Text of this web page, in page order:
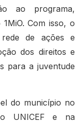
ao programa,
Com isso, o
de ações e
dos direitos e
para a juventude
do município no
UNICEF e na